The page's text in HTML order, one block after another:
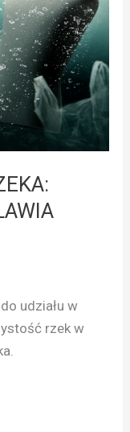
udziału w
rzek w